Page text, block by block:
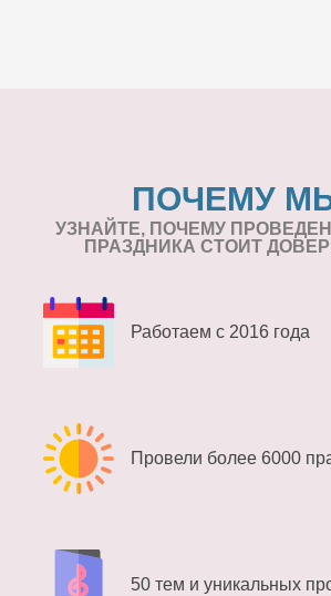
ПОЧЕМУ
УЗНАЙТЕ, ПОЧЕМУ
ПРАЗДНИКА СТОИТ
Работаем с 2016 года
Провели более 6000
50 тем и уникальных